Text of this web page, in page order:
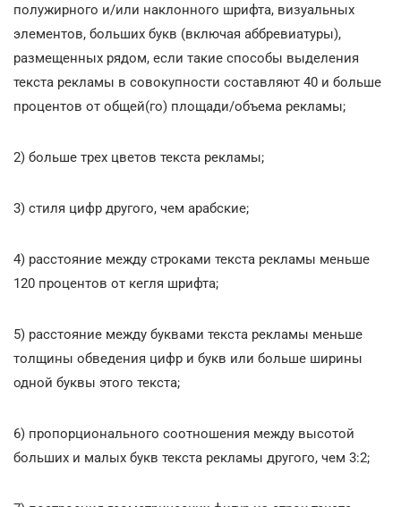
полужирного и/или наклонного шрифта, визуальных
элементов, больших букв (включая аббревиатуры),
размещенных рядом, если такие способы выделения
текста рекламы в совокупности составляют 40 и больше
процентов от общей(го) площади/объема рекламы;
2) больше трех цветов текста рекламы;
3) стиля цифр другого, чем арабские;
4) расстояние между строками текста рекламы меньше
120 процентов от кегля шрифта;
5) расстояние между буквами текста рекламы меньше
толщины обведения цифр и букв или больше ширины
одной буквы этого текста;
6) пропорционального соотношения между высотой
больших и малых букв текста рекламы другого, чем 3:2;